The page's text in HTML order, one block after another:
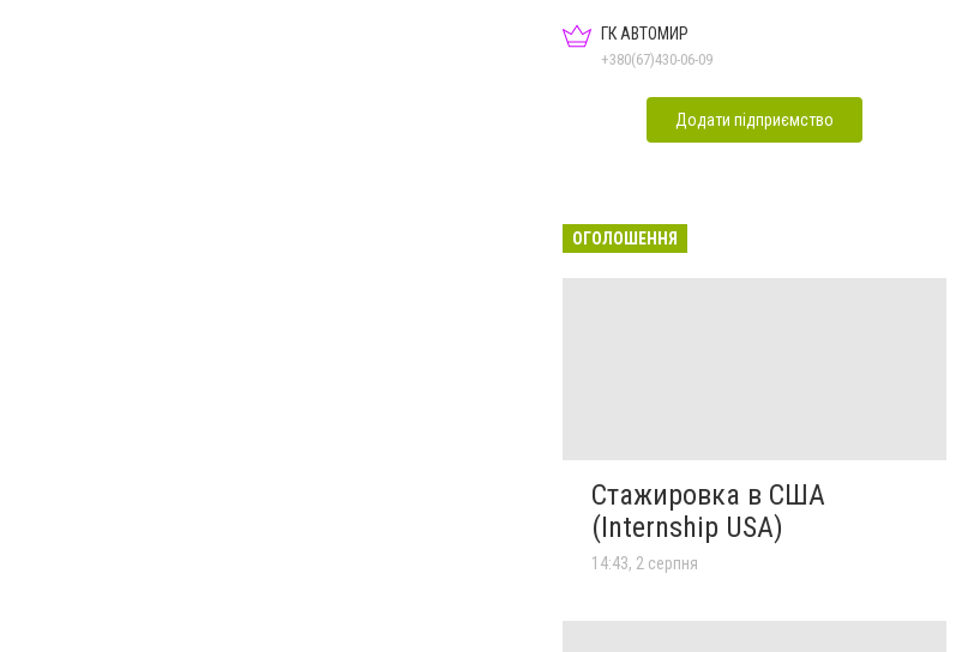
ГК АВТОМИР
+380(67)430-06-09
Додати підприємство
ОГОЛОШЕННЯ
Стажировка в США
(Internship USA)
14:43, 2 серпня